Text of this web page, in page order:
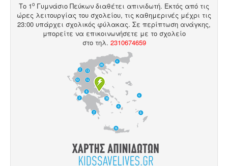
Το 1ο Γυμνάσιο Πεύκων διαθέτει απινιδωτή. Εκτός από τις
ώρες λειτουργίας του σχολείου, τις καθημερινές μέχρι τις
23:00 υπάρχει σχολικός φύλακας. Σε περίπτωση ανάγκης,
μπορείτε να επικοινωνήσετε με το σχολείο
στο τηλ. 2310674659